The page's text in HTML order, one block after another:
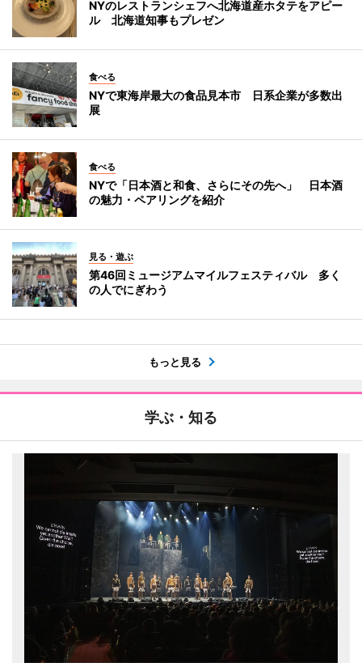
NYのレストランシェフへ北海道産ホタテをアピー
ル 北海道知事もプレゼン
食べる
NYで東海岸最大の食品見本市 日系企業が多数出
展
食べる
NYで「日本酒と和食、さらにその先へ」 日本酒
の魅力・ペアリングを紹介
見る・遊ぶ
第46回ミュージアムマイルフェスティバル 多く
の人でにぎわう
もっと見る
学ぶ・知る